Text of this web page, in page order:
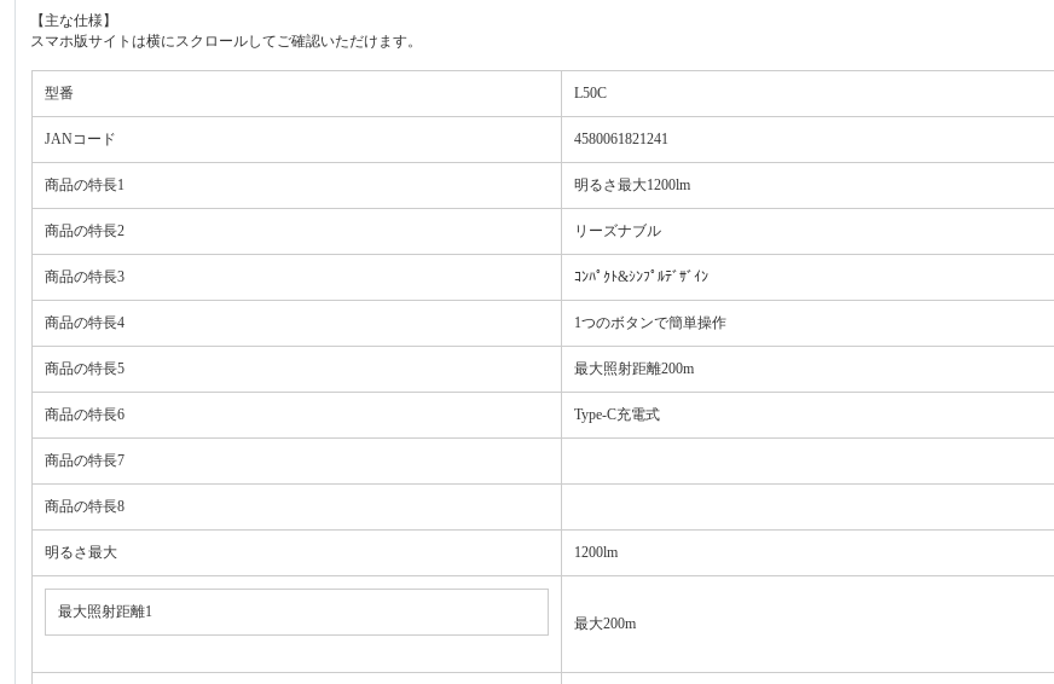
【主な仕様】
スマホ版サイトは横にスクロールしてご確認いただけます。
型番 L50C
JANコード 4580061821241
商品の特長1 明るさ最大1200lm
商品の特長2 リーズナブル
商品の特長3 ｺﾝﾊﾟｸﾄ&ｼﾝﾌﾟﾙﾃﾞｻﾞｲﾝ
商品の特長4 1つのボタンで簡単操作
商品の特長5 最大照射距離200m
商品の特長6 Type-C充電式
商品の特長7
商品の特長8
明るさ最大 1200lm
最大照射距離1
最大200m